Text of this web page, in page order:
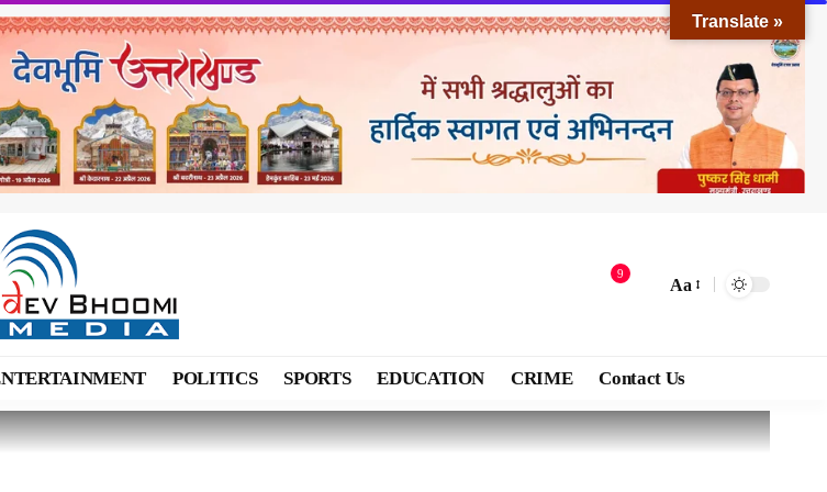
9
Aa
POLITICS SPORTS EDUCATION CRIME Contact Us
Translate »